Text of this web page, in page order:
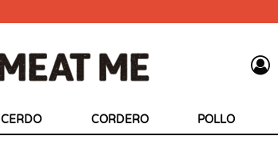
CERDO CORDERO POLLO